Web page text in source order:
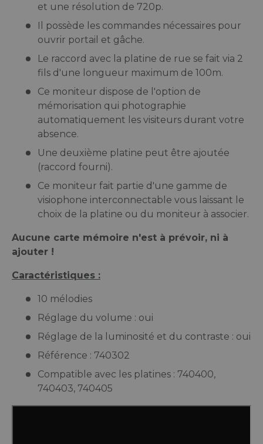
et une résolution de 720p.
Il possède les commandes nécessaires pour
ouvrir portail et gâche.
Le raccord avec la platine de rue se fait via 2
fils d'une longueur maximum de 100m.
Ce moniteur dispose de l'option de
mémorisation qui photographie
automatiquement les visiteurs durant votre
absence.
Une deuxième platine peut être ajoutée
(raccord fourni).
Ce moniteur fait partie d'une gamme de
visiophone interconnectable vous laissant le
choix de la platine ou du moniteur à associer.
Aucune carte mémoire n'est à prévoir, ni à
ajouter !
Caractéristiques :
10 mélodies
Réglage du volume : oui
Réglage de la luminosité et du contraste : oui
Référence : 740302
Compatible avec les platines : 740400,
740403, 740405